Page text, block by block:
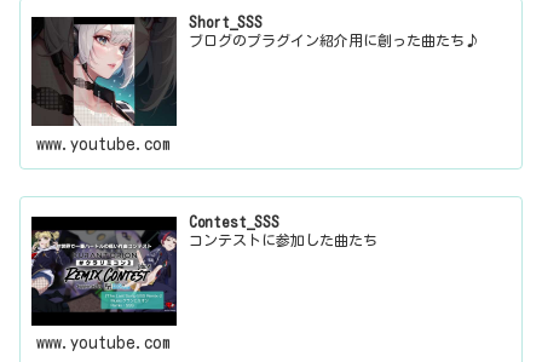
Short_SSS
ブログのプラグイン紹介用に創った曲たち♪
www.youtube.com
Contest_SSS
コンテストに参加した曲たち
www.youtube.com